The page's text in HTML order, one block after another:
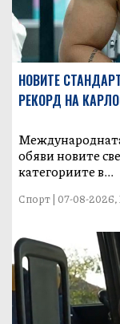
НОВИТЕ
РЕКОРД НА
обяви новите
категориите в...
Спорт | 07-08-2026,